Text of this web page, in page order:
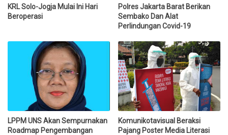
KRL Solo-Jogja Mulai Ini Hari
Beroperasi
Polres Jakarta Barat Berikan
Sembako Dan Alat
Perlindungan Covid-19
LPPM UNS Akan Sempurnakan
Roadmap Pengembangan
Komunikotavisual Beraksi
Pajang Poster Media Literasi